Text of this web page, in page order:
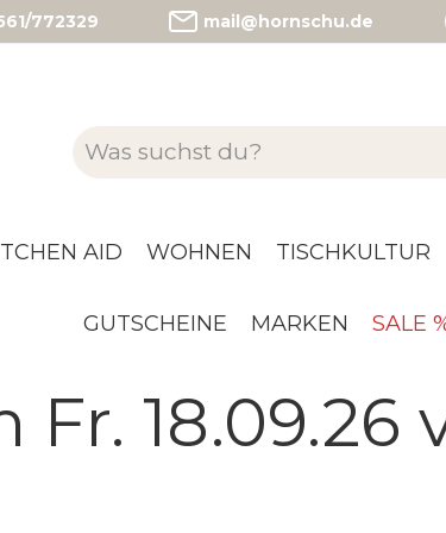
772329 mail@hornschu.de
AID WOHNEN TISCHKULTUR
GUTSCHEINE MARKEN SALE
18.09.26